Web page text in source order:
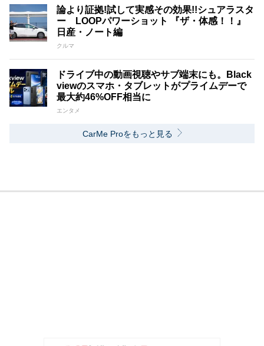
論より証拠!試して実感その効果!!シュアラスタ
ー LOOPパワーショット 『ザ・体感！！』
日産・ノート編
クルマ
ドライブ中の動画視聴やサブ端末にも。Black
viewのスマホ・タブレットがプライムデーで
最大約46%OFF相当に
エンタメ
CarMe Proをもっと見る